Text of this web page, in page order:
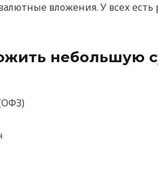
вложения. У всех
небольшую